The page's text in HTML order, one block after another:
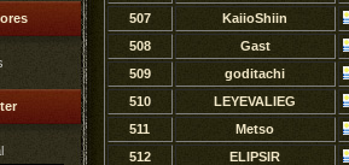
507
KaiioShiin
508
Gast
509
goditachi
510
LEYEVALIEG
511
Metso
512
ELIPSIR